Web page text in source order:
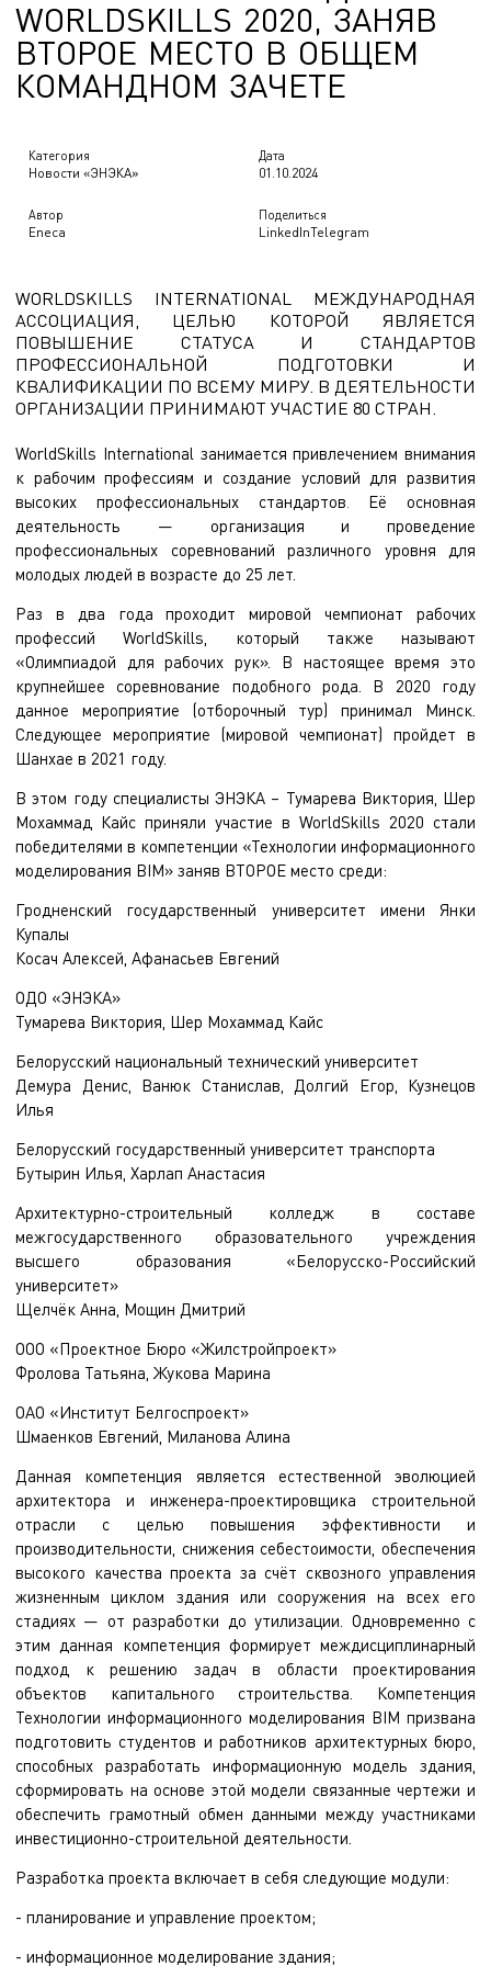
WORLDSKILLS 2020, ЗАНЯВ
ВТОРОЕ МЕСТО В ОБЩЕМ
КОМАНДНОМ ЗАЧЕТЕ
Категория
Новости «ЭНЭКА»
Дата
01.10.2024
Автор
Eneca
Поделиться
LinkedInTelegram
WORLDSKILLS INTERNATIONAL МЕЖДУНАРОДНАЯ
АССОЦИАЦИЯ, ЦЕЛЬЮ КОТОРОЙ ЯВЛЯЕТСЯ
ПОВЫШЕНИЕ СТАТУСА И СТАНДАРТОВ
ПРОФЕССИОНАЛЬНОЙ ПОДГОТОВКИ И
КВАЛИФИКАЦИИ ПО ВСЕМУ МИРУ. В ДЕЯТЕЛЬНОСТИ
ОРГАНИЗАЦИИ ПРИНИМАЮТ УЧАСТИЕ 80 СТРАН.
WorldSkills International занимается привлечением внимания
к рабочим профессиям и создание условий для развития
высоких профессиональных стандартов
Её основная
деятельность — организация и проведение
профессиональных соревнований различного уровня для
молодых людей в возрасте до 25 лет.
Раз в два года проходит мировой чемпионат рабочих
профессий WorldSkills, который также называют
«Олимпиадой для рабочих рук». В настоящее время это
крупнейшее соревнование подобного рода. В 2020 году
данное мероприятие (отборочный тур) принимал Минск.
Следующее мероприятие (мировой чемпионат) пройдет в
Шанхае в 2021 году.
В этом году специалисты ЭНЭКА – Тумарева Виктория, Шер
Мохаммад Кайс приняли участие в WorldSkills 2020 стали
победителями в компетенции «Технологии информационного
моделирования BIM» заняв ВТОРОЕ место среди:
Гродненский государственный университет имени Янки
Купалы
Косач Алексей, Афанасьев Евгений
ОДО «ЭНЭКА»
Тумарева Виктория, Шер Мохаммад Кайс
Белорусский национальный технический университет
Демура Денис, Ванюк Станислав, Долгий Егор, Кузнецов
Илья
Белорусский государственный университет транспорта
Бутырин Илья, Харлап Анастасия
Архитектурно-строительный колледж в составе
межгосударственного образовательного учреждения
высшего образования «Белорусско-Российский
университет»
Щелчёк Анна, Мощин Дмитрий
ООО «Проектное Бюро «Жилстройпроект»
Фролова Татьяна, Жукова Марина
ОАО «Институт Белгоспроект»
Шмаенков Евгений, Миланова Алина
Данная компетенция является естественной эволюцией
архитектора и инженера-проектировщика строительной
отрасли с целью повышения эффективности и
производительности, снижения себестоимости, обеспечения
высокого качества проекта за счёт сквозного управления
жизненным циклом здания или сооружения на всех его
стадиях — от разработки до утилизации. Одновременно с
этим данная компетенция формирует междисциплинарный
подход к решению задач в области проектирования
объектов капитального строительства. Компетенция
Технологии информационного моделирования BIM призвана
подготовить студентов и работников архитектурных бюро,
способных разработать информационную модель здания,
сформировать на основе этой модели связанные чертежи и
обеспечить грамотный обмен данными между участниками
инвестиционно-строительной деятельности.
Разработка проекта включает в себя следующие модули:
- планирование и управление проектом;
- информационное моделирование здания;